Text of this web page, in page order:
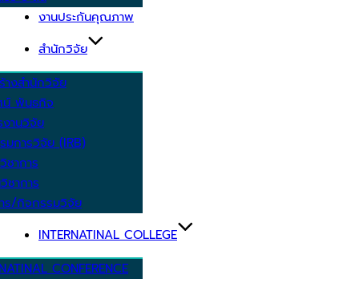
งานประกันคุณภาพ
สำนักวิจัย
างสำนักวิจัย
น์ พันธกิจ
งานวิจัย
มการวิจัย (IRB)
ชาการ
ชาการ
ร/กิจกรรมวิจัย
INTERNATINAL COLLEGE
CONFERENCE